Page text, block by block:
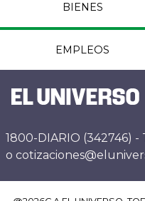
BIENES
EMPLEOS
1800-DIARIO (342746)
o